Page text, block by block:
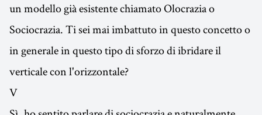
un modello già esistente chiamato Olocrazia o
Sociocrazia. Ti sei mai imbattuto in questo concetto o
in generale in questo tipo di sforzo di ibridare il
verticale con l'orizzontale?
V